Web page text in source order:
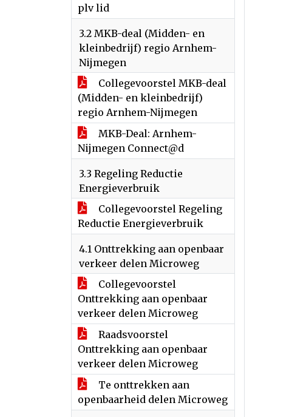
plv lid
3.2 MKB-deal (Midden- en
kleinbedrijf) regio Arnhem-
Nijmegen
Collegevoorstel MKB-deal
(Midden- en kleinbedrijf)
regio Arnhem-Nijmegen
MKB-Deal: Arnhem-
Nijmegen Connect@d
3.3 Regeling Reductie
Energieverbruik
Collegevoorstel Regeling
Reductie Energieverbruik
4.1 Onttrekking aan openbaar
verkeer delen Microweg
Collegevoorstel
Onttrekking aan openbaar
verkeer delen Microweg
Raadsvoorstel
Onttrekking aan openbaar
verkeer delen Microweg
Te onttrekken aan
openbaarheid delen Microweg